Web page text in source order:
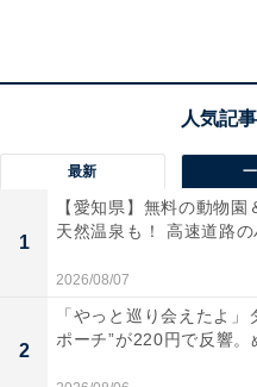
が丁寧に作られていて美
天風呂も蔵王温泉ならで
あがっています。スキー
や、高原の絶景と薪火リ
最新
1
【愛知県】無料の動物
天然温泉も！ 高速道路の
2026/08/07
2
「やっと巡り会えたよ」
ポーチ”が220円で反響。